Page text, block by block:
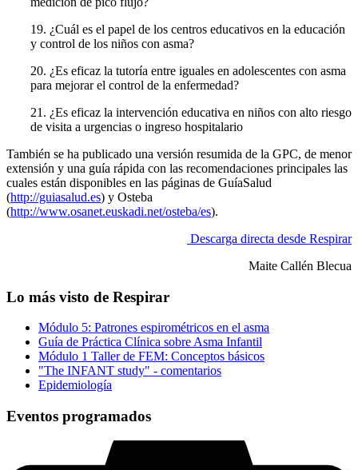
19. ¿Cuál es el papel de los centros educativos en la educación
y control de los niños con asma?
20. ¿Es eficaz la tutoría entre iguales en adolescentes con asma
para mejorar el con­trol de la enfermedad?
21. ¿Es eficaz la intervención educativa en niños con alto riesgo
de visita a urgencias o ingreso hospitalario
También se ha publicado una versión resumida de la GPC, de menor
extensión y una guía rápida con las re­comendaciones principales las
cuales están disponibles en las páginas de GuíaSalud
(http://guiasalud.es) y Osteba
(http://www.osanet.euskadi.net/osteba/es).
Descarga directa desde Respirar
Maite Callén Blecua
Lo más visto de Respirar
Módulo 5: Patrones espirométricos en el asma
Guía de Práctica Clínica sobre Asma Infantil
Módulo 1 Taller de FEM: Conceptos básicos
"The INFANT study" - comentarios
Epidemiología
Eventos programados